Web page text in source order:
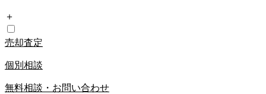
＋
売却査定
個別相談
無料相談・お問い合わせ